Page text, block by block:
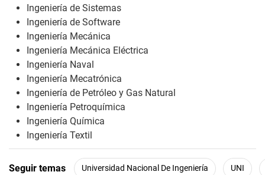
Ingeniería de Sistemas
Ingeniería de Software
Ingeniería Mecánica
Ingeniería Mecánica Eléctrica
Ingeniería Naval
Ingeniería Mecatrónica
Ingeniería de Petróleo y Gas Natural
Ingeniería Petroquímica
Ingeniería Química
Ingeniería Textil
Seguir temas Universidad Nacional De Ingeniería UNI